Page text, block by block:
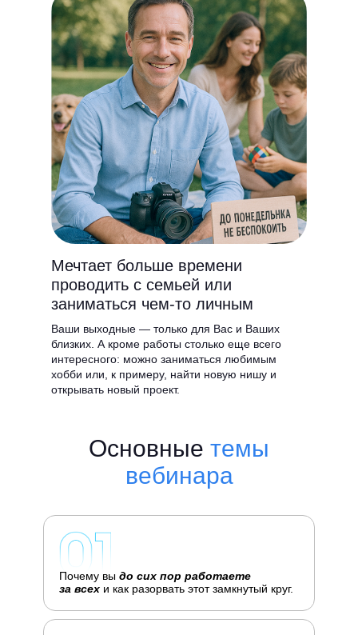
Мечтает больше времени
проводить с семьей или
заниматься чем-то личным
Ваши выходные — только для Вас и Ваших
близких. А кроме работы столько еще всего
интересного: можно заниматься любимым
хобби или, к примеру, найти новую нишу и
открывать новый проект.
Основные темы
вебинара
Почему вы до сих пор работаете
за всех и как разорвать этот замкнутый круг.